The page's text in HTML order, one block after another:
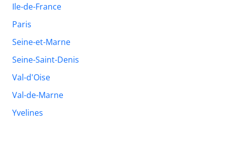
Ile-de-France
Paris
Seine-et-Marne
Seine-Saint-Denis
Val-d'Oise
Val-de-Marne
Yvelines